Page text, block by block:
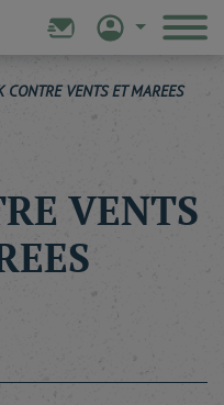
CONTRE VENTS ET MAREES
VENTS